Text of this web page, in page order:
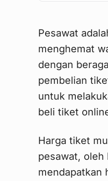
Pesawat
menghemat
dengan
pembelian
untuk
beli tiket
Harga tiket
pesawat, oleh
mendapatkan